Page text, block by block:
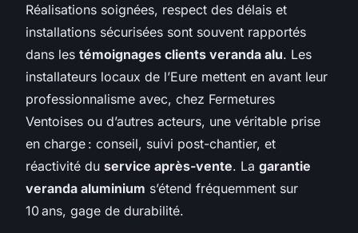
Réalisations soignées, respect des délais et
installations sécurisées sont souvent rapportés
dans les témoignages clients veranda alu. Les
installateurs locaux de l’Eure mettent en avant leur
professionnalisme avec, chez Fermetures
Ventoises ou d’autres acteurs, une véritable prise
en charge : conseil, suivi post-chantier, et
réactivité du service après-vente. La garantie
veranda aluminium s’étend fréquemment sur
10 ans, gage de durabilité.